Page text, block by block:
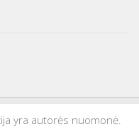
yra autorės nuomonė.